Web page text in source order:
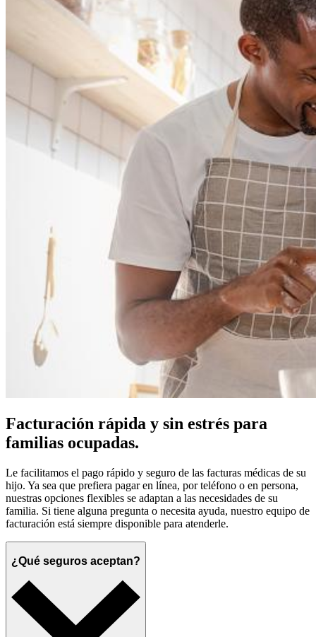
Facturación rápida y sin estrés para
familias ocupadas.
Le facilitamos el pago rápido y seguro de las facturas médicas de su
hijo. Ya sea que prefiera pagar en línea, por teléfono o en persona,
nuestras opciones flexibles se adaptan a las necesidades de su
familia. Si tiene alguna pregunta o necesita ayuda, nuestro equipo de
facturación está siempre disponible para atenderle.
¿Qué seguros aceptan?